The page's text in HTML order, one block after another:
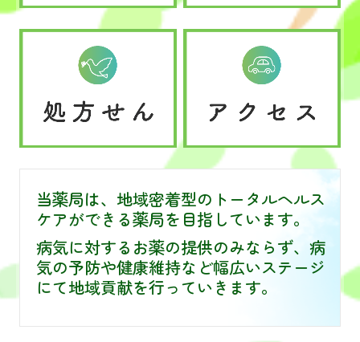
当薬局は、地域密着型のトータルヘルス
ケアができる薬局を目指しています。
病気に対するお薬の提供のみならず、病
気の予防や健康維持など幅広いステージ
にて地域貢献を行っていきます。